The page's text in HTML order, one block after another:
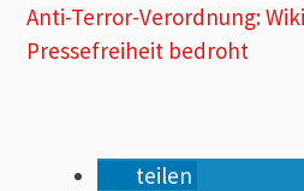
Anti-Terror-Verordnung:
Pressefreiheit bedroht
teilen